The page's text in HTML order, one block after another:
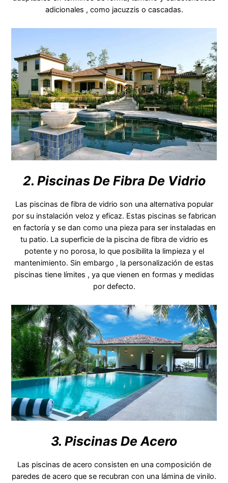
adicionales , como jacuzzis o cascadas.
2. Piscinas De Fibra De Vidrio
Las piscinas de fibra de vidrio son una alternativa popular
por su instalación veloz y eficaz. Estas piscinas se fabrican
en factoría y se dan como una pieza para ser instaladas en
tu patio. La superficie de la piscina de fibra de vidrio es
potente y no porosa, lo que posibilita la limpieza y el
mantenimiento. Sin embargo , la personalización de estas
piscinas tiene límites , ya que vienen en formas y medidas
por defecto.
3. Piscinas De Acero
Las piscinas de acero consisten en una composición de
paredes de acero que se recubran con una lámina de vinilo.